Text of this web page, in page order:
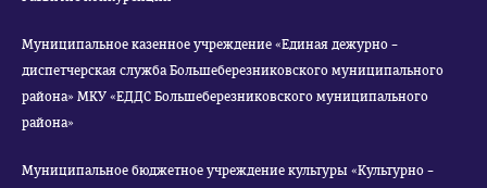
Муниципальное казенное учреждение «Единая дежурно –
диспетчерская служба Большеберезниковского муниципального
района» МКУ «ЕДДС Большеберезниковского муниципального
района»
Муниципальное бюджетное учреждение культуры «Культурно –